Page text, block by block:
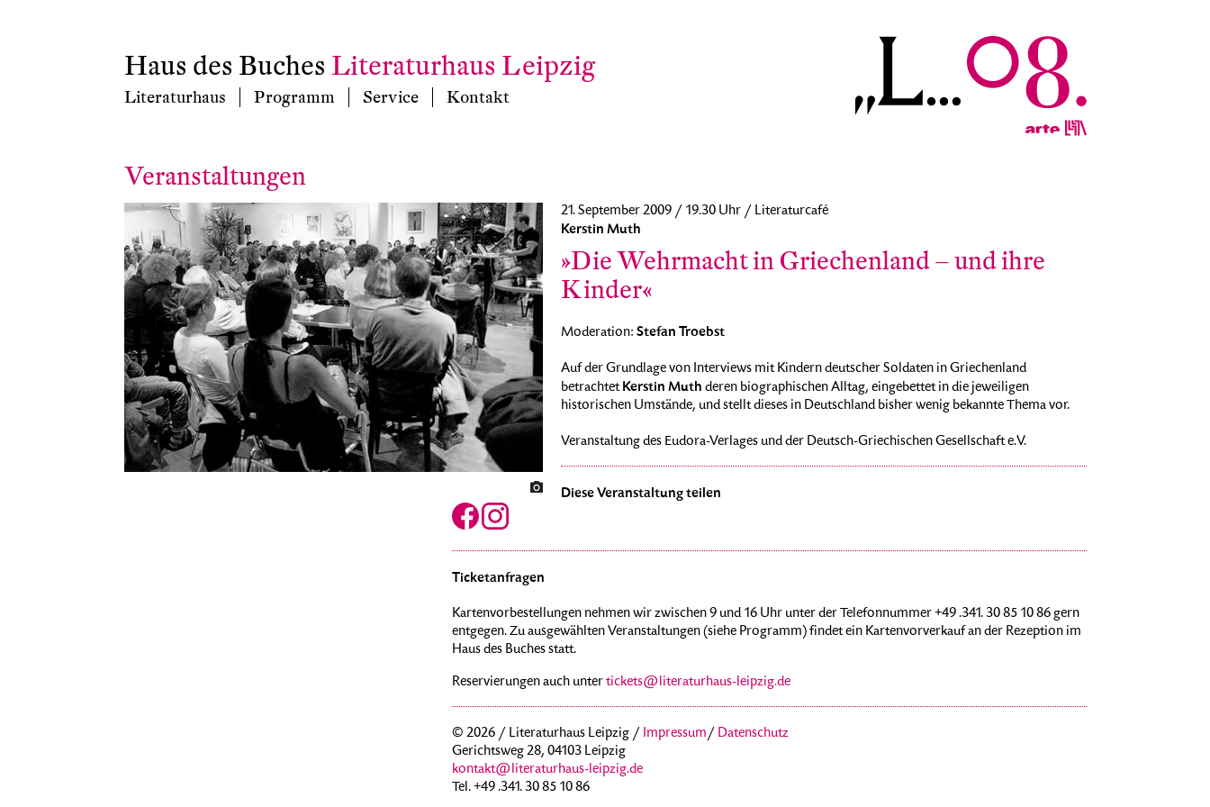
Haus des Buches Literaturhaus Leipzig
Literaturhaus Programm Service Kontakt
Veranstaltungen
21. September 2009 / 19.30 Uhr / Literaturcafé
Kerstin Muth
»Die Wehrmacht in Griechenland – und ihre
Kinder«
Moderation: Stefan Troebst
Auf der Grundlage von Interviews mit Kindern deutscher Soldaten in Griechenland
betrachtet Kerstin Muth deren biographischen Alltag, eingebettet in die jeweiligen
historischen Umstände, und stellt dieses in Deutschland bisher wenig bekannte Thema vor.
Veranstaltung des Eudora-Verlages und der Deutsch-Griechischen Gesellschaft e.V.
Diese Veranstaltung teilen
Ticketanfragen
Kartenvorbestellungen nehmen wir zwischen 9 und 16 Uhr unter der Telefonnummer +49 .341. 30 85 10 86 gern
entgegen. Zu ausgewählten Veranstaltungen (siehe Programm) findet ein Kartenvorverkauf an der Rezeption im
Haus des Buches statt.
Reservierungen auch untertickets@literaturhaus-leipzig.de
© 2026 / Literaturhaus Leipzig / Impressum/ Datenschutz
Gerichtsweg 28, 04103 Leipzig
kontakt@literaturhaus-leipzig.de
Tel. +49 .341. 30 85 10 86